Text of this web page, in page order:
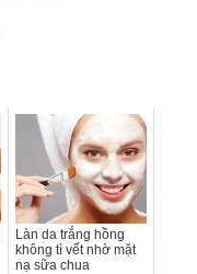
Làn da trắng hồng
không tì vết nhờ mặt
nạ sữa chua